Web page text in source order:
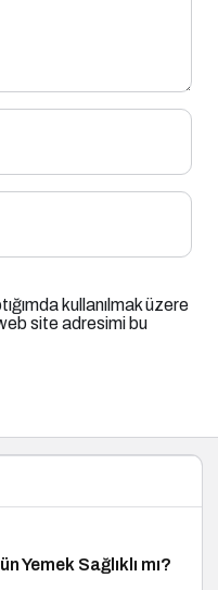
kullanılmak üzere
site adresimi bu
Yemek Sağlıklı mı?